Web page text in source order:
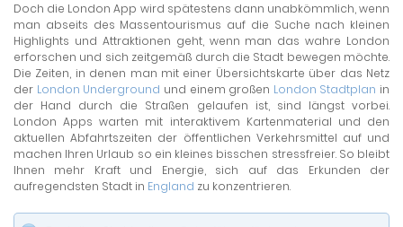
Doch die London App wird spätestens dann unabkömmlich, wenn
man abseits des Massentourismus auf die Suche nach kleinen
Highlights und Attraktionen geht, wenn man das wahre London
erforschen und sich zeitgemäß durch die Stadt bewegen möchte.
Die Zeiten, in denen man mit einer Übersichtskarte über das Netz
der London Underground und einem großen London Stadtplan in
der Hand durch die Straßen gelaufen ist, sind längst vorbei.
London Apps warten mit interaktivem Kartenmaterial und den
aktuellen Abfahrtszeiten der öffentlichen Verkehrsmittel auf und
machen Ihren Urlaub so ein kleines bisschen stressfreier. So bleibt
Ihnen mehr Kraft und Energie, sich auf das Erkunden der
aufregendsten Stadt in England zu konzentrieren.